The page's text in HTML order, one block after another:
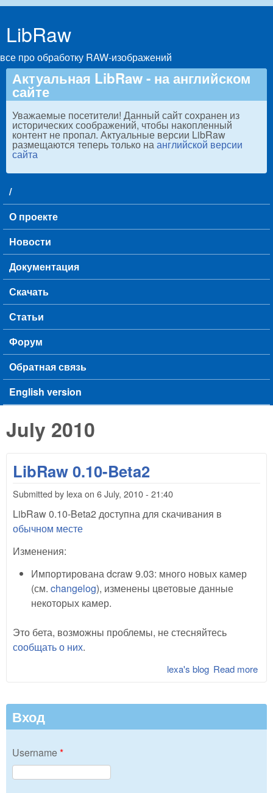
LibRaw
все про обработку RAW-изображений
Актуальная LibRaw - на английском
сайте
Уважаемые посетители! Данный сайт сохранен из
исторических соображений, чтобы накопленный
контент не пропал. Актуальные версии LibRaw
размещаются теперь только наанглийской версии
сайта
Main menu
/
О проекте
Новости
Документация
Скачать
Статьи
Форум
Обратная связь
English version
July 2010
LibRaw 0.10-Beta2
Submitted by lexa on 6 July, 2010 - 21:40
LibRaw 0.10-Beta2 доступна для скачивания в
обычном месте
Изменения:
Импортирована dcraw 9.03: много новых камер
(см. changelog), изменены цветовые данные
некоторых камер.
Это бета, возможны проблемы, не стесняйтесь
сообщать о них.
Read more
lexa's blog
Вход
Username*